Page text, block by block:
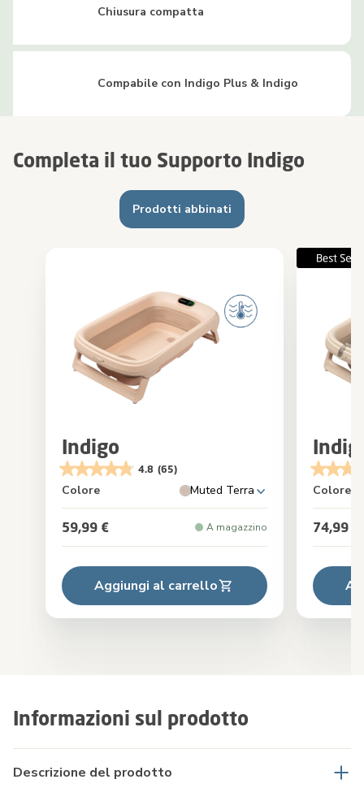
Informazioni sul prodotto
Descrizione del prodotto
Chiusura compatta
Compabile con Indigo Plus & Indigo
Completa il tuo Supporto Indigo
Prodotti abbinati
Indigo
4.8 (65)
Colore Muted Terra
59,99 € A magazzino
Aggiungi al carrello
Colore
74,99 €